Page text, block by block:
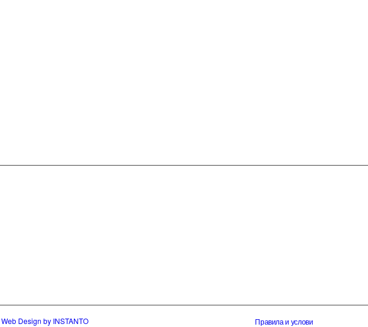
Web Design by INSTANTO Правила и услови